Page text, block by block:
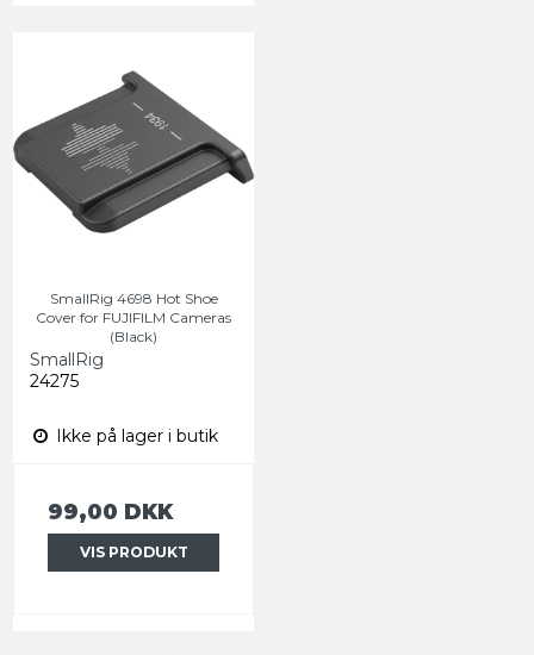
SmallRig 4698 Hot Shoe
Cover for FUJIFILM Cameras
(Black)
SmallRig
24275
Ikke på lager i butik
99,00 DKK
VIS PRODUKT